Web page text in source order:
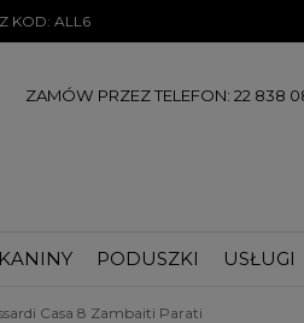
KOD: ALL6
ZAMÓW PRZEZ TELEFON: 22 838
PODUSZKI USŁUGI
Casa 8 Zambaiti Parati